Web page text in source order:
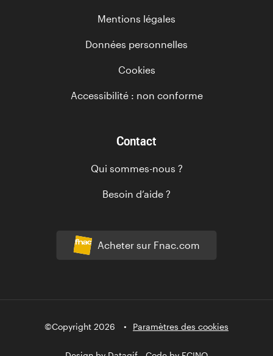
Acheter sur Fnac.com
Mentions légales
Données personnelles
Cookies
Accessibilité : non conforme
Contact
Qui sommes-nous ?
Besoin d’aide ?
©Copyright 2026 Paramètres des cookies